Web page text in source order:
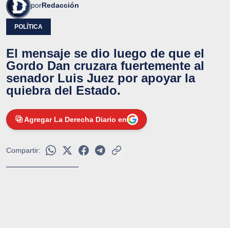
porRedacción
POLÍTICA
El mensaje se dio luego de que el
Gordo Dan cruzara fuertemente al
senador Luis Juez por apoyar la
quiebra del Estado.
Agregar La Derecha Diario en
Compartir: